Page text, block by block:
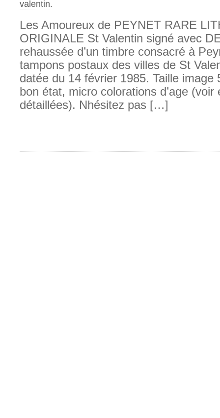
valentin.
Les Amoureux de PEYNET RARE
ORIGINALE St Valentin signé avec
rehaussée d’un timbre consacré à
tampons postaux des villes de St
datée du 14 février 1985. Taille image
bon état, micro colorations d’age (voir
détaillées). Nhésitez pas […]